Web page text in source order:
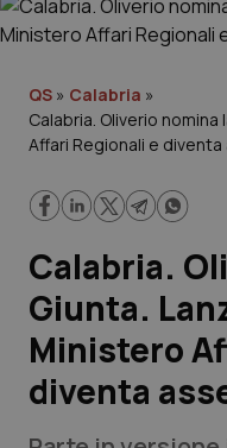
Governo e
Regioni e Asl
Lavoro e Professioni
Scienza e Farmaci
Studi e Analisi
Lettere al direttore
QS » Calabria »
Calabria. Oliverio
Affari Regionali e
Calabria.
Giunta.
Ministero
diventa